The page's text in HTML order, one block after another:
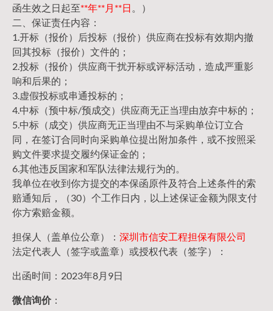
函生效之日起至**年**月**日 。）
二、保证责任内容：
1.开标（报价）后投标（报价）供应商在投标有效期内撤
回其投标（报价）文件的；
2.投标（报价）供应商干扰开标或评标活动，造成严重影
响和后果的；
3.虚假投标或串通投标的；
4.中标（预中标/预成交）供应商无正当理由放弃中标的；
5.中标（成交）供应商无正当理由不与采购单位订立合
同，在签订合同时向采购单位提出附加条件，或不按照采
购文件要求提交履约保证金的；
6.其他违反国家和军队法律法规行为的。
我单位在收到你方提交的本保函原件及符合上述条件的索
赔通知后，（30）个工作日内，以上述保证金额为限支付
你方索赔金额。
担保人（盖单位公章）： 深圳市信安工程担保有限公司
法定代表人（签字或盖章）或授权代表（签字）：
出函时间：2023年8月9日
微信询价：